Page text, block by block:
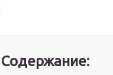
Содержание: